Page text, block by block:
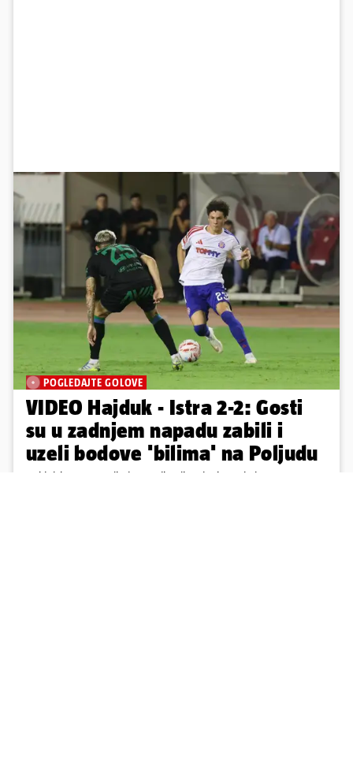
POGLEDAJTE GOLOVE
VIDEO Hajduk - Istra 2-2: Gosti
su u zadnjem napadu zabili i
uzeli bodove 'bilima' na Poljudu
Hajduk i Istra na Poljudu su odigrali utakmicu 2. kola HNL-a.